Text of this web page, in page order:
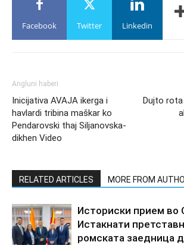
Facebook Twitter Linkedin
Angluni haberi
Inicijativa AVAJA ikerga i
havlardi tribina maškar ko
Pendarovski thaj Siljanovska-
dikhen Video
Dujto
RELATED ARTICLES MORE FROM
Историски прием во
Истакнати
ромската заедница